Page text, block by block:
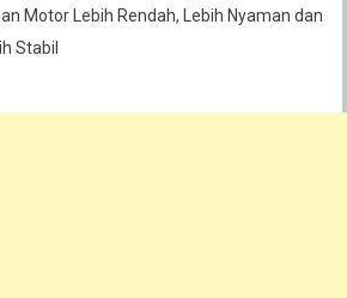
Motor Lebih Rendah, Lebih Nyaman dan
Stabil